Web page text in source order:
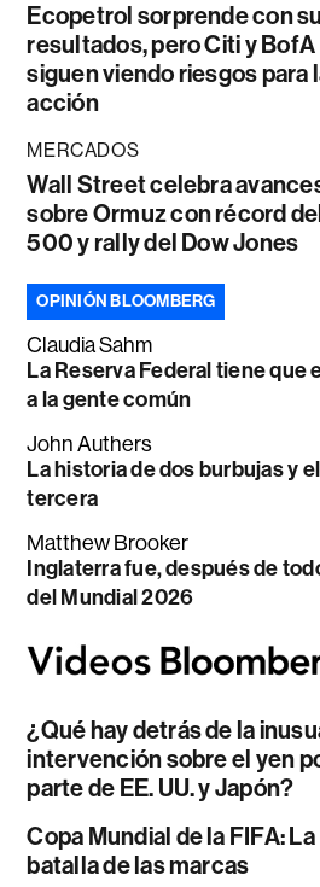
Ecopetrol sorprende con
resultados, pero Citi y BofA
siguen viendo riesgos para
acción
MERCADOS
Wall Street celebra
sobre Ormuz con récord
500 y rally del Dow Jones
OPINIÓN BLOOMBERG
Claudia Sahm
La Reserva Federal tiene que
a la gente común
John Authers
La historia de dos burbujas y
tercera
Matthew Brooker
Inglaterra fue, después de
del Mundial 2026
¿Qué hay detrás de la
intervención sobre el yen
parte de EE. UU. y Japón?
Copa Mundial de la FIFA: La
batalla de las marcas